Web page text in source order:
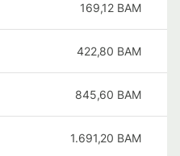
169,12 BAM
422,80 BAM
845,60 BAM
1.691,20 BAM